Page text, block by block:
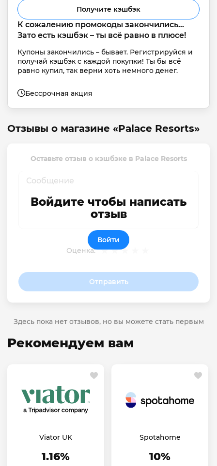
Получите кэшбэк
К сожалению промокоды закончились...
Зато есть кэшбэк – ты всё равно в плюсе!
Купоны закончились – бывает. Регистрируйся и
получай кэшбэк с каждой покупки! Ты бы всё
равно купил, так верни хоть немного денег.
Бессрочная акция
Отзывы о магазине «Palace Resorts»
Оставьте отзыв о кэшбэке в Palace Resorts
Оценка:
Отправить
Войдите чтобы написать
отзыв
Войти
Здесь пока нет отзывов, но вы можете стать первым
Рекомендуем вам
Viator UK
1.16%
Spotahome
10%